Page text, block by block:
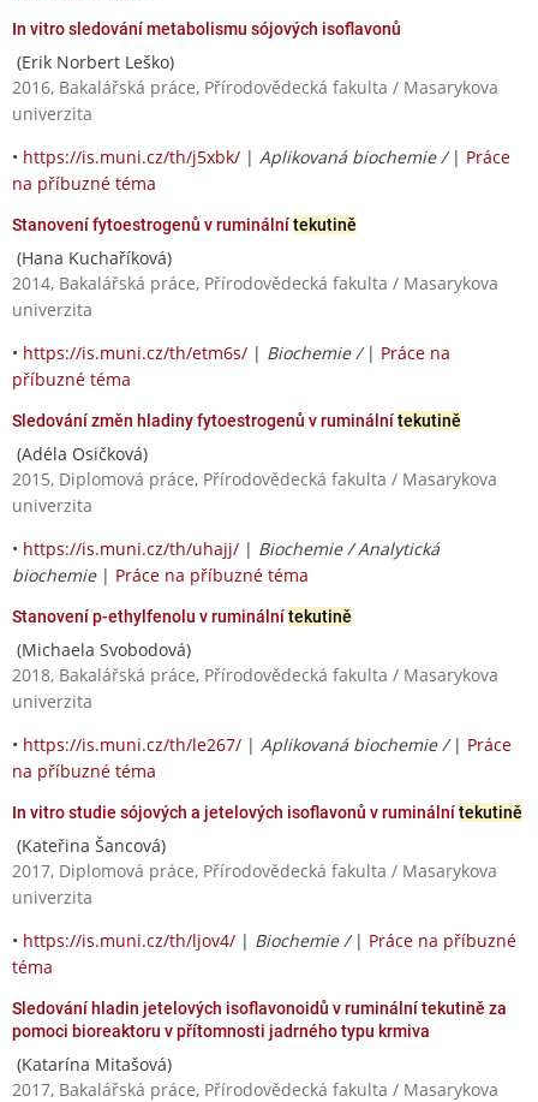
In vitro sledování metabolismu sójových isoflavonů
(Erik Norbert Leško)
2016, Bakalářská práce, Přírodovědecká fakulta / Masarykova
univerzita
• https://is.muni.cz/th/j5xbk/ | Aplikovaná biochemie / | Práce
na příbuzné téma
Stanovení fytoestrogenů v ruminálnítekutině
(Hana Kuchaříková)
2014, Bakalářská práce, Přírodovědecká fakulta / Masarykova
univerzita
• https://is.muni.cz/th/etm6s/ | Biochemie / | Práce na
příbuzné téma
Sledování změn hladiny fytoestrogenů v ruminálnítekutině
(Adéla Osičková)
2015, Diplomová práce, Přírodovědecká fakulta / Masarykova
univerzita
• https://is.muni.cz/th/uhajj/ | Biochemie / Analytická
biochemie| Práce na příbuzné téma
Stanovení p-ethylfenolu v ruminálnítekutině
(Michaela Svobodová)
2018, Bakalářská práce, Přírodovědecká fakulta / Masarykova
univerzita
• https://is.muni.cz/th/le267/ | Aplikovaná biochemie / | Práce
na příbuzné téma
In vitro studie sójových a jetelových isoflavonů v ruminálnítekutině
(Kateřina Šancová)
2017, Diplomová práce, Přírodovědecká fakulta / Masarykova
univerzita
• https://is.muni.cz/th/ljov4/ | Biochemie / | Práce na příbuzné
téma
Sledování hladin jetelových isoflavonoidů v ruminální tekutině za
pomoci bioreaktoru v přítomnosti jadrného typu krmiva
(Katarína Mitašová)
2017, Bakalářská práce, Přírodovědecká fakulta / Masarykova